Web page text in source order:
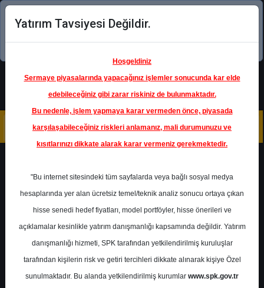
Şimdi uygulamayı indirin!
SUWEN- SUWEN TEKSTIL
Hedef Fiyat 46.30 ₺
Getiri
%571.01
Yatırım Tavsiyesi Değildir.
Hoşgeldiniz
Sermaye piyasalarında yapacağınız işlemler sonucunda kar elde
edebileceğiniz gibi zarar riskiniz de bulunmaktadır.
Bu nedenle, işlem yapmaya karar vermeden önce, piyasada
karşılaşabileceğiniz riskleri anlamanız, mali durumunuzu ve
kısıtlarınızı dikkate alarak karar vermeniz gerekmektedir.
"Bu internet sitesindeki tüm sayfalarda veya bağlı sosyal medya
hesaplarında yer alan ücretsiz temel/teknik analiz sonucu ortaya çıkan
hisse senedi hedef fiyatları, model portföyler, hisse önerileri ve
açıklamalar kesinlikle yatırım danışmanlığı kapsamında değildir. Yatırım
danışmanlığı hizmeti, SPK tarafından yetkilendirilmiş kuruluşlar
tarafından kişilerin risk ve getiri tercihleri dikkate alınarak kişiye Özel
sunulmaktadır. Bu alanda yetkilendirilmiş kurumlar www.spk.gov.tr